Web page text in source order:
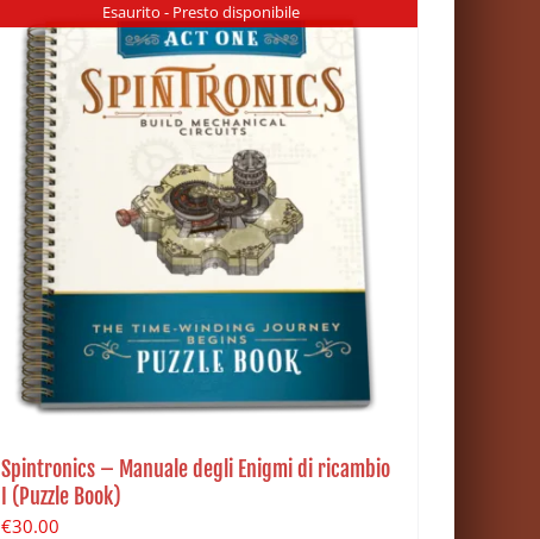
Esaurito - Presto disponibile
Spintronics – Manuale degli Enigmi di ricambio
I (Puzzle Book)
€30.00